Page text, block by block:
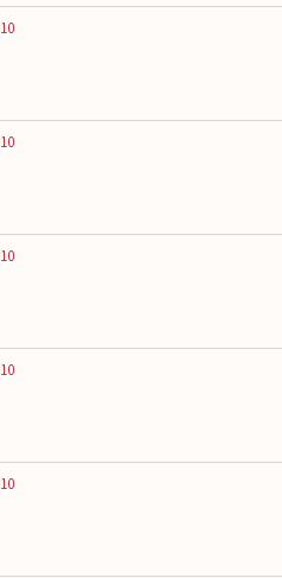
10 שעות
10 שעות
10 שעות
10 שעות
10 שעות